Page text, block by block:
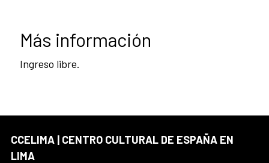
Más información
Ingreso libre.
CCELIMA | CENTRO CULTURAL DE ESPAÑA EN
LIMA